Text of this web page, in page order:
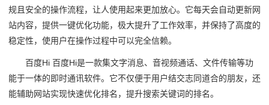
规且安全的操作流程，让人使用起来更加放心。它每天会自动更新网
站内容，提供一键优化功能，极大提升了工作效率，并保持了高度的
稳定性，使用户在操作过程中可以完全信赖。
百度Hi 百度Hi是一款集文字消息、音视频通话、文件传输等功
能于一体的即时通讯软件。它不仅便于用户结交志同道合的朋友，还
能辅助网站实现快速优化排名，提升搜索关键词的排名。